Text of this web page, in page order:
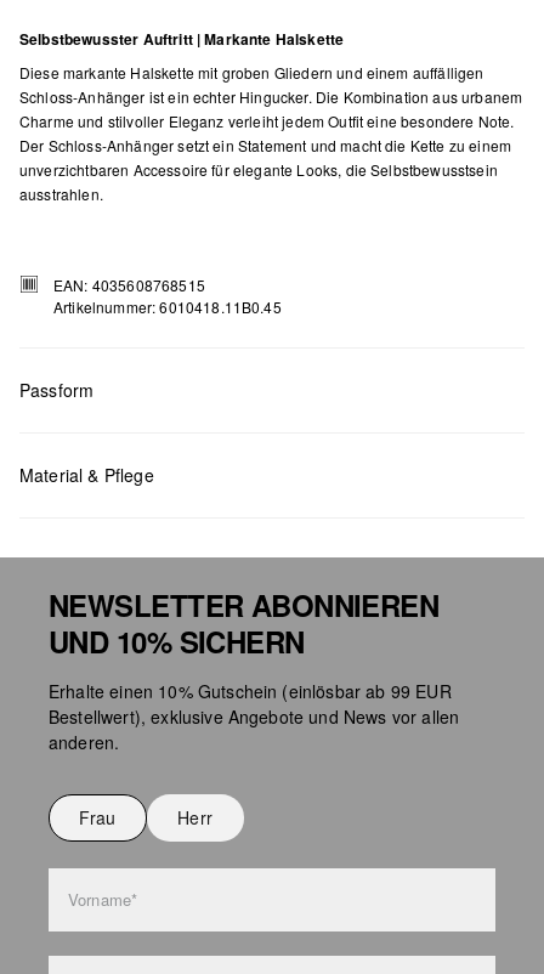
Selbstbewusster Auftritt | Markante Halskette
Diese markante Halskette mit groben Gliedern und einem auffälligen
Schloss-Anhänger ist ein echter Hingucker. Die Kombination aus urbanem
Charme und stilvoller Eleganz verleiht jedem Outfit eine besondere Note.
Der Schloss-Anhänger setzt ein Statement und macht die Kette zu einem
unverzichtbaren Accessoire für elegante Looks, die Selbstbewusstsein
ausstrahlen.
EAN: 4035608768515
Artikelnummer: 6010418.11B0.45
Passform
Material & Pflege
NEWSLETTER ABONNIEREN
UND 10% SICHERN
Erhalte einen 10% Gutschein (einlösbar ab 99 EUR
Bestellwert), exklusive Angebote und News vor allen
anderen.
Frau Herr
Vorname*